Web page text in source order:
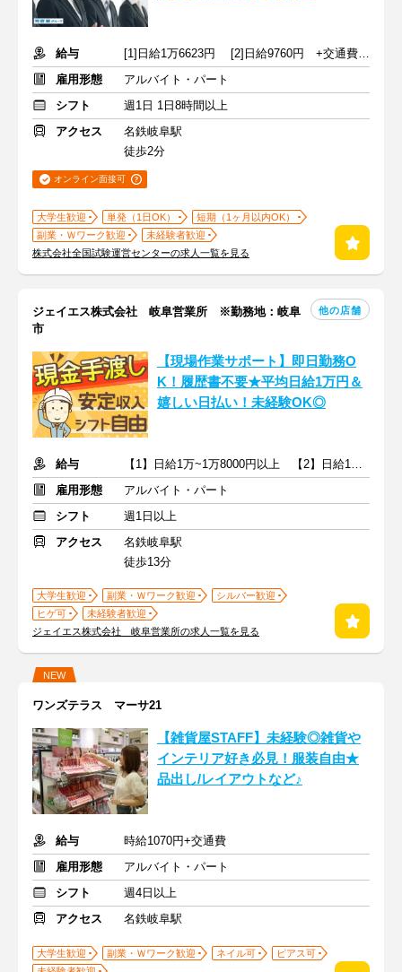
給与
[1]日給1万6623円 [2]日給9760円 +交通費規定支給
雇用形態
アルバイト・パート
シフト
週1日 1日8時間以上
アクセス
名鉄岐阜駅
徒歩2分
オンライン面接可
大学生歓迎 単発（1日OK）
短期（1ヶ月以内OK）
副業・Ｗワーク歓迎
未経験者歓迎
株式会社全国試験運営センターの求人一覧を見る
ジェイエス株式会社 岐阜営業所 ※勤務地：岐阜
市
他の店舗
【現場作業サポート】即日勤務O
K！履歴書不要★平均日給1万円＆
嬉しい日払い！未経験OK◎
給与
【1】日給1万~1万8000円以上 【2】日給1万~1万5000円
雇用形態
アルバイト・パート
シフト
週1日以上
アクセス
名鉄岐阜駅
徒歩13分
大学生歓迎 副業・Ｗワーク歓迎
シルバー歓迎
ヒゲ可
未経験者歓迎
ジェイエス株式会社 岐阜営業所の求人一覧を見る
NEW
ワンズテラス マーサ21
【雑貨屋STAFF】未経験◎雑貨や
インテリア好き必見！服装自由★
品出し/レイアウトなど♪
給与
時給1070円+交通費
雇用形態
アルバイト・パート
シフト
週4日以上
アクセス
名鉄岐阜駅
大学生歓迎 副業・Ｗワーク歓迎 ネイル可
ピアス可